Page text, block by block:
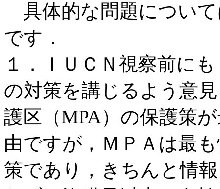
具体的な問題につい
です．
１．ＩＵＣＮ視察前に
の対策を講じるよう意
護区（MPA）の保護策
由ですが，ＭＰＡは最
策であり，きちんと情